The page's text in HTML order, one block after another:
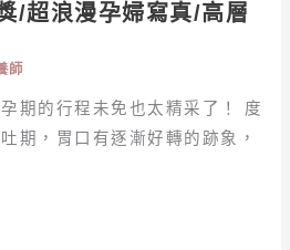
/超浪漫孕婦寫真/高層
師
期的行程未免也太精采了！ 度
期，胃口有逐漸好轉的跡象，